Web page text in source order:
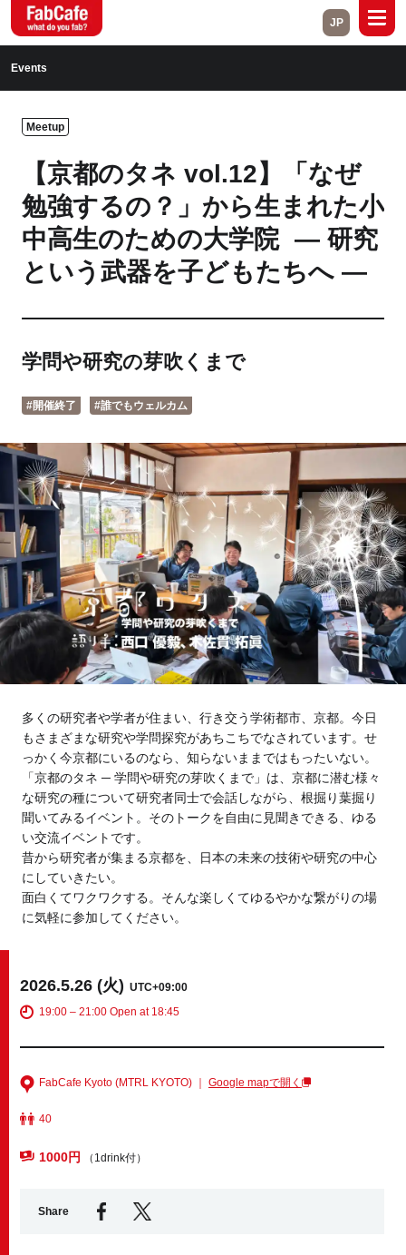
Open Labs Project Cases
Contact
Branch List
Tokyo
Nagoya
Osaka Hida
Chiba
Fukushima Taipei
Toulouse Strasbourg
Kuala Lumpur Bangkok
Mexico City
Close
Business service
JP
Events
Meetup
【京都のタネ vol.12】「なぜ
勉強するの？」から生まれた小
中高生のための大学院 ― 研究
という武器を子どもたちへ ―
学問や研究の芽吹くまで
#開催終了 #誰でもウェルカム
多くの研究者や学者が住まい、行き交う学術都市、京都。今日
もさまざまな研究や学問探究があちこちでなされています。せ
っかく今京都にいるのなら、知らないままではもったいない。
「京都のタネ ─ 学問や研究の芽吹くまで」は、京都に潜む様々
な研究の種について研究者同士で会話しながら、根掘り葉掘り
聞いてみるイベント。そのトークを自由に見聞きできる、ゆる
い交流イベントです。
昔から研究者が集まる京都を、日本の未来の技術や研究の中心
にしていきたい。
面白くてワクワクする。そんな楽しくてゆるやかな繋がりの場
に気軽に参加してください。
2026.5.26 (火) UTC+09:00
19:00 – 21:00 Open at 18:45
FabCafe Kyoto (MTRL KYOTO) ｜ Google mapで開く
40
1000円 （1drink付）
Share